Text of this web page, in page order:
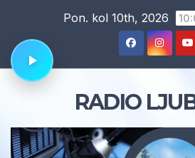
content
Pon. kol 10th, 2026
RADIO